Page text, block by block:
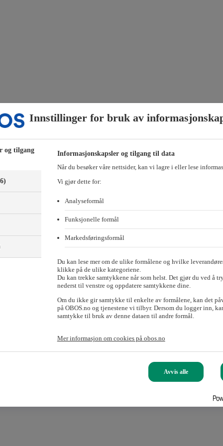
fremtidens samfunn. Vi brenner for bærekraftig byutvikling og
Eiendom i april 2019. Idéen bak etableringen var å bygge og leie
hvor vi har investert hovedsakelig i kontorer, kjøpesentre,
av næringseiendom i Oslo-området. Selskapet eier også
tydelig klima- og miljøsatsing innen egen eiendomsmasse, og
ansvar for å ivareta eiendommen og eiendommens leietaker på best
oppfølging av vaktmestre og leverandører og utbedring etter
alle felles serviceavtaler, strøm- og energiavtaler, offentlige tilsyn
til gode. Gjennom energioppfølgingssystemer
leietakere har behov for ekstra tjenester. Dette kan for
i bygget. Både eier og brukere av bygget er ansvarlig for at
Innstillinger for bruk av
og tilgang
Informasjonskapsler og tilgang til data
Når du besøker våre nettsider, kan vi lagre i eller lese
Vi gjør dette for:
Analyseformål
Funksjonelle formål
Markedsføringsformål
Du kan lese mer om de ulike formålene og hvilke
klikke på de ulike kategoriene.
Du kan trekke samtykkene når som helst. Det gjør du ved å
nederst til venstre og oppdatere samtykkene dine.
Om du ikke gir samtykke til enkelte av formålene, kan det
på OBOS.no og tjenestene vi tilbyr. Dersom du logger inn,
samtykke til bruk av denne dataen til andre formål.
Mer informasjon om cookies på obos.no
Avvis alle